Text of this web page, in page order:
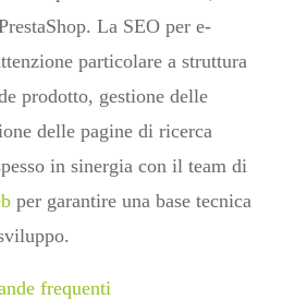
La SEO per e-
particolare a struttura
prodotto, gestione delle
delle pagine di ricerca
in sinergia con il team di
per garantire una base tecnica
frequenti